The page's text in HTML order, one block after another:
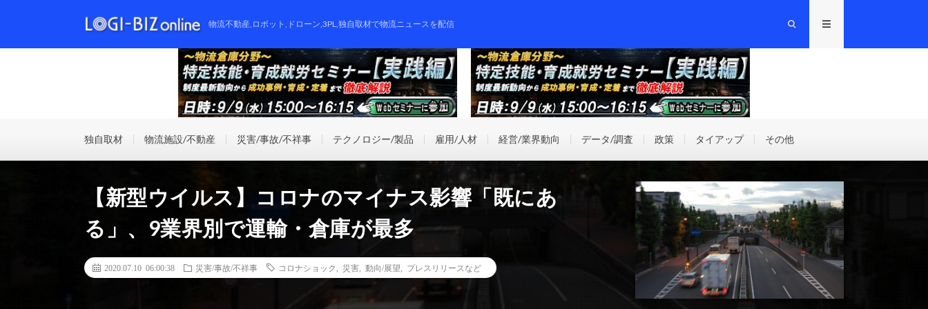
物流不動産,ロボット,ドローン,3PL,独自取材で物流ニュースを配信
独自取材 物流施設/不動産 災害/事故/不祥事 テクノロジー/製品 雇用/人材 経営/業界動向 データ/調査 政策 タイアップ その他
【新型ウイルス】コロナのマイナス影響「既にあ
る」、9業界別で運輸・倉庫が最多
2020.07.10 06:00:38 災害/事故/不祥事 コロナショック 災害 動向/展望 プレスリリースなど